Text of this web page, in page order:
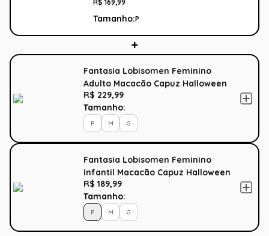
R$ 169,99
Tamanho:P
Fantasia Lobisomen Feminino
Adulto Macacão Capuz Halloween
R$ 229,99
Tamanho:
P M G
Fantasia Lobisomen Feminino
Infantil Macacão Capuz Halloween
R$ 189,99
Tamanho:
P M G